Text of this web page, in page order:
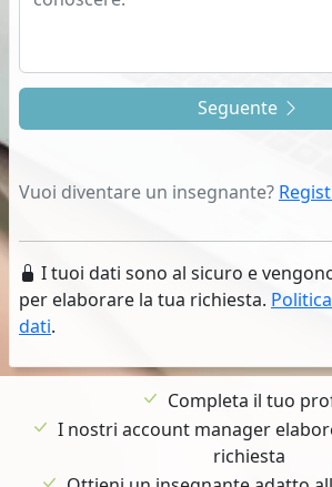
Seguente
Vuoi diventare un insegnante?
I tuoi dati sono al sicuro e
per elaborare la tua richiesta.
dati.
Completa il tuo
I nostri account manager
richiesta